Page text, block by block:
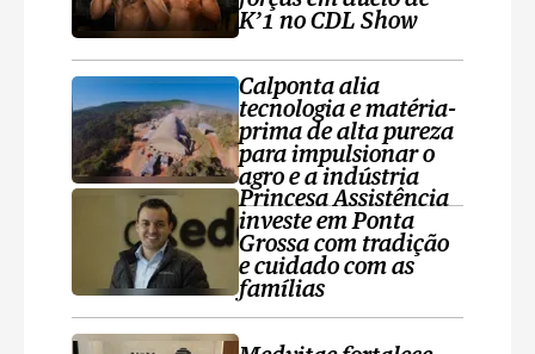
K’1 no CDL Show
Calponta alia
tecnologia e matéria-
prima de alta pureza
para impulsionar o
agro e a indústria
Princesa Assistência
investe em Ponta
Grossa com tradição
e cuidado com as
famílias